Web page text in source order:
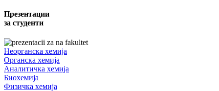
Презентации
за студенти
Неорганска хемија
Органска хемија
Аналитичка хемија
Биохемија
Физичка хемија